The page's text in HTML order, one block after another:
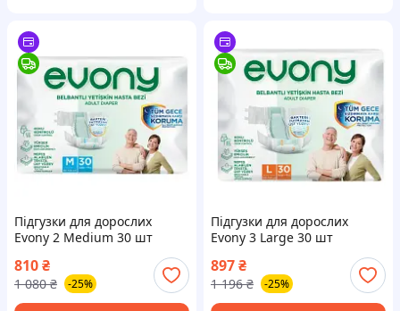
Підгузки для дорослих
Evony 2 Medium 30 шт
810₴
1 080 ₴ -25%
Підгузки для дорослих
Evony 3 Large 30 шт
897₴
1 196 ₴ -25%